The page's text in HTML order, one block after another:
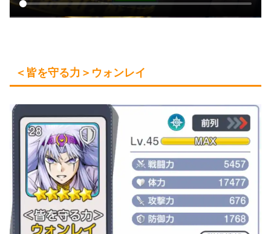
＜皆を守る力＞ウォンレイ